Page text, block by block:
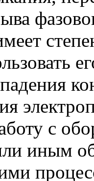
с
иным